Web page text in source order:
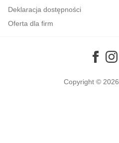
Deklaracja dostępności
Oferta dla firm
Copyright © 2026